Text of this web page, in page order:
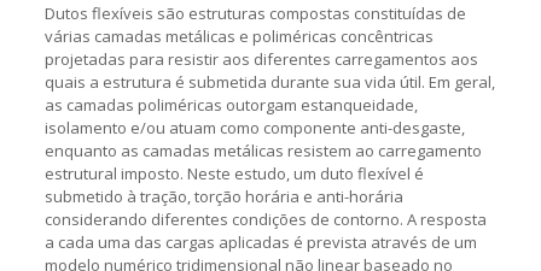
Dutos flexíveis são estruturas compostas constituídas de
várias camadas metálicas e poliméricas concêntricas
projetadas para resistir aos diferentes carregamentos aos
quais a estrutura é submetida durante sua vida útil. Em geral,
as camadas poliméricas outorgam estanqueidade,
isolamento e/ou atuam como componente anti-desgaste,
enquanto as camadas metálicas resistem ao carregamento
estrutural imposto. Neste estudo, um duto flexível é
submetido à tração, torção horária e anti-horária
considerando diferentes condições de contorno. A resposta
a cada uma das cargas aplicadas é prevista através de um
modelo numérico tridimensional não linear baseado no